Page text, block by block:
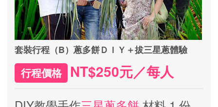
套裝行程（B）蔥多餅ＤＩＹ＋拔三星蔥體驗
行程價格 NT$250元／每人